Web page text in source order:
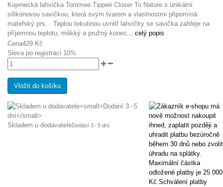
Kojenecká lahvička Tommee Tippee Closer To Nature s unikátní
silikonovou savičkou, která svým tvarem a vlastnostmi připomíná
mateřský prs. . Teplou tekutinou uvnitř lahvičky se savička zahřeje na
příjemnou teplotu, měkký a pružný konec ... celý popis
Cena429 Kč
Sleva po registraci 10%
Vložit do košíku
Skladem u dodavateleDodání 3 - 5 dní